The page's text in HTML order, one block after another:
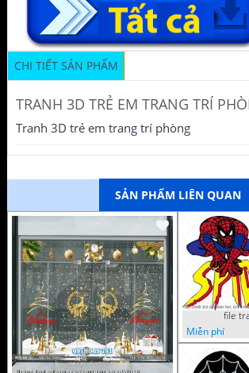
CHI TIẾT SẢN PHẨM
TRANH 3D TRẺ EM TRANG TRÍ
Tranh 3D trẻ em trang trí phòng
SẢN PHẨM LIÊN QUAN
Miễn phí